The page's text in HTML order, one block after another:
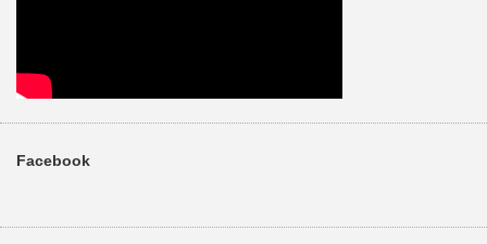
Facebook